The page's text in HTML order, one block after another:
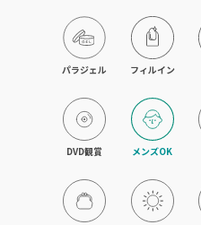
パラジェル フィルイン
DVD観賞 メンズOK